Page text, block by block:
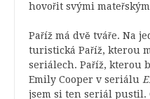
hovořit svými
Paříž má dvě tváře. Na
turistická Paříž, kterou
seriálech. Paříž, kterou
Emily Cooper v seriálu
jsem si ten seriál pustil.